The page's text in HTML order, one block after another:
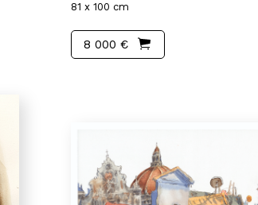
81 x 100 cm
8 000 €